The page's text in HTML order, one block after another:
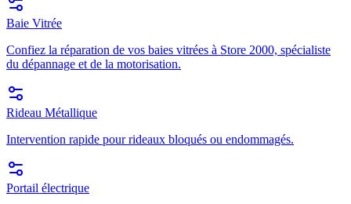
Baie Vitrée
Confiez la réparation de vos baies vitrées à Store 2000, spécialiste
du dépannage et de la motorisation.
Rideau Métallique
Intervention rapide pour rideaux bloqués ou endommagés.
Portail électrique